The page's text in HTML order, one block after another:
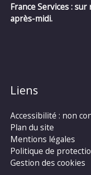
France Services :
après-midi.
Liens
Accessibilité : non
Plan du site
Mentions légales
Politique de
Gestion des cookies